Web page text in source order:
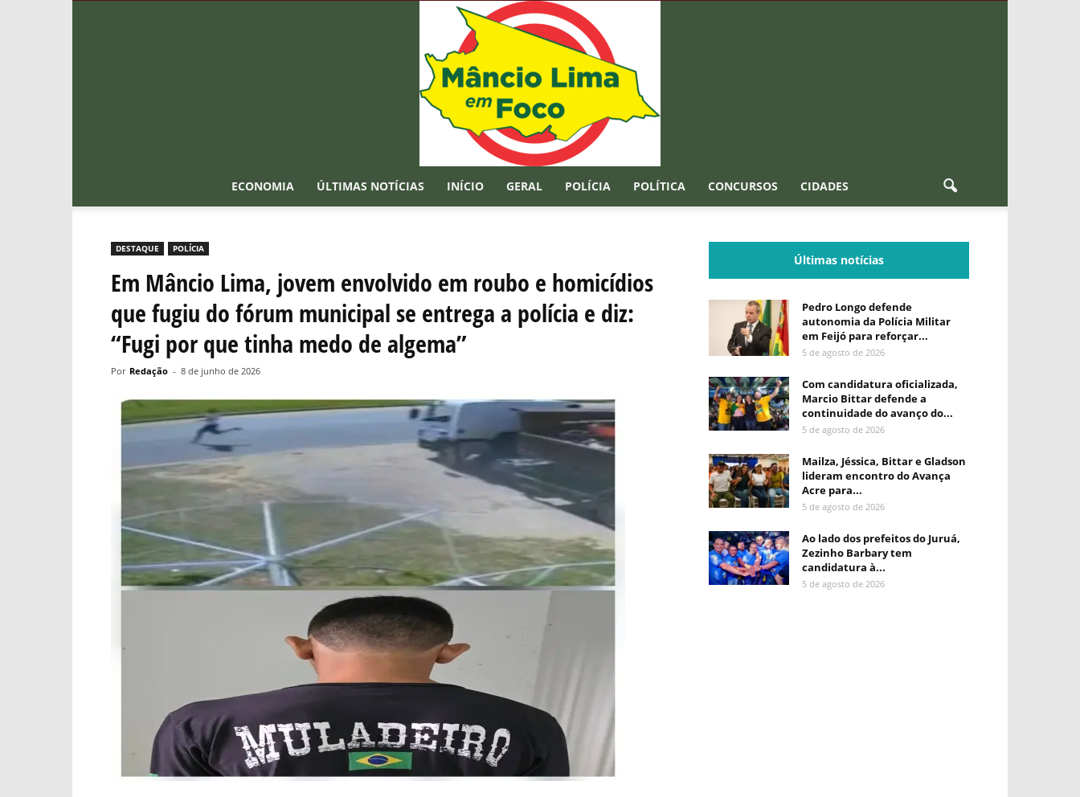
Lima
ECONOMIA ÚLTIMAS NOTÍCIAS INÍCIO GERAL POLÍCIA POLÍTICA CONCURSOS CIDADES
DESTAQUE POLÍCIA
Em Mâncio Lima, jovem envolvido em roubo e homicídios
que fugiu do fórum municipal se entrega a polícia e diz:
“Fugi por que tinha medo de algema”
Por Redação - 8 de junho de 2026
Últimas notícias
Pedro Longo defende
autonomia da Polícia Militar
em Feijó para reforçar...
5 de agosto de 2026
Com candidatura oficializada,
Marcio Bittar defende a
continuidade do avanço do...
5 de agosto de 2026
Mailza, Jéssica, Bittar e Gladson
lideram encontro do Avança
Acre para...
5 de agosto de 2026
Ao lado dos prefeitos do Juruá,
Zezinho Barbary tem
candidatura à...
5 de agosto de 2026